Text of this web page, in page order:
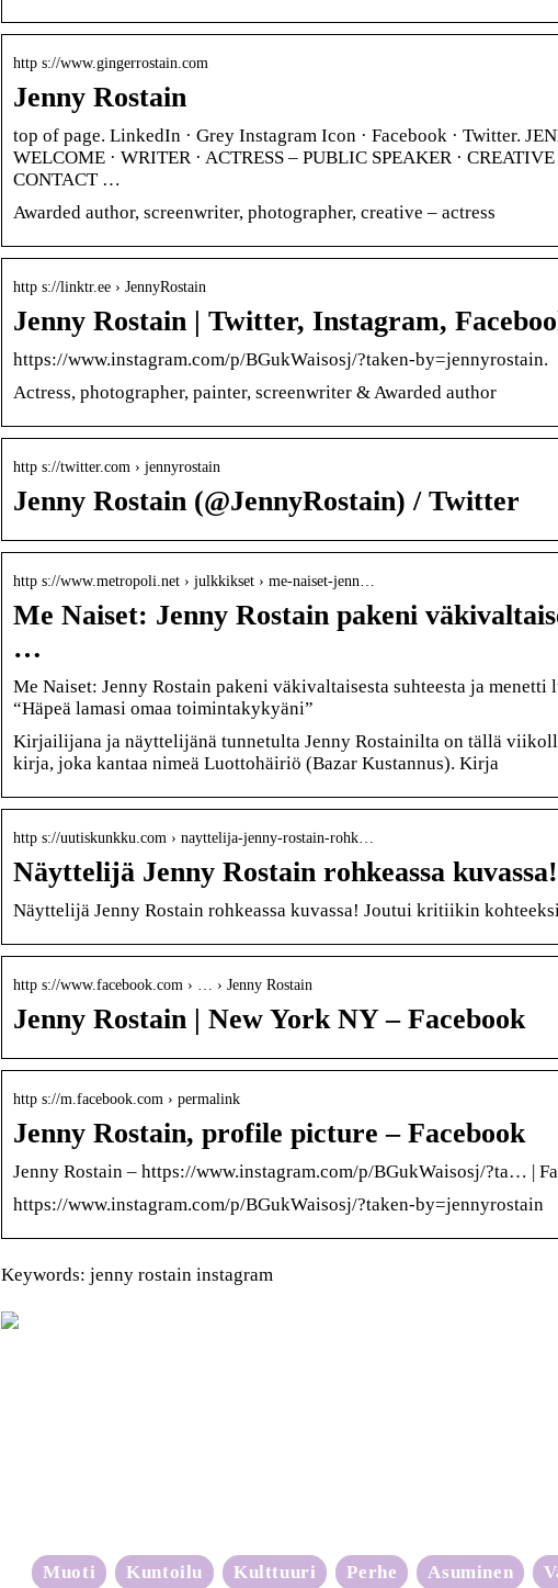
http s://www.gingerrostain.com
Jenny Rostain
top of page. LinkedIn · Grey Instagram Icon · Facebook · Twitter.
WELCOME · WRITER · ACTRESS – PUBLIC SPEAKER · CREATIVE
CONTACT …
Awarded author, screenwriter, photographer, creative – actress
http s://linktr.ee › JennyRostain
Jenny Rostain | Twitter, Instagram,
https://www.instagram.com/p/BGukWaisosj/?taken-by=jennyrostain.
Actress, photographer, painter, screenwriter & Awarded author
http s://twitter.com › jennyrostain
Jenny Rostain (@JennyRostain) / Twitter
http s://www.metropoli.net › julkkikset › me-naiset-jenn…
Me Naiset: Jenny Rostain pakeni
…
Me Naiset: Jenny Rostain pakeni väkivaltaisesta suhteesta ja menetti
“Häpeä lamasi omaa toimintakykyäni”
Kirjailijana ja näyttelijänä tunnetulta Jenny Rostainilta on tällä
kirja, joka kantaa nimeä Luottohäiriö (Bazar Kustannus). Kirja
http s://uutiskunkku.com › nayttelija-jenny-rostain-rohk…
Näyttelijä Jenny Rostain rohkeassa
Näyttelijä Jenny Rostain rohkeassa kuvassa! Joutui kritiikin
http s://www.facebook.com › … › Jenny Rostain
Jenny Rostain | New York NY – Facebook
http s://m.facebook.com › permalink
Jenny Rostain, profile picture – Facebook
Jenny Rostain – https://www.instagram.com/p/BGukWaisosj/?ta… |
https://www.instagram.com/p/BGukWaisosj/?taken-by=jennyrostain
Keywords: jenny rostain instagram
Muoti Kuntoilu Kulttuuri Perhe Asuminen